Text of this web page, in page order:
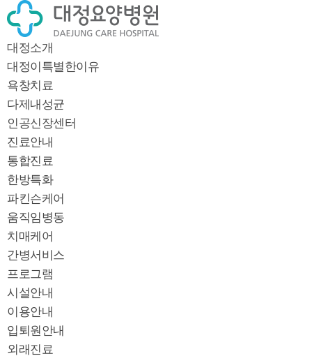
대정소개
대정이특별한이유
욕창치료
다제내성균
인공신장센터
진료안내
통합진료
한방특화
파킨슨케어
움직임병동
치매케어
간병서비스
프로그램
시설안내
이용안내
입퇴원안내
외래진료